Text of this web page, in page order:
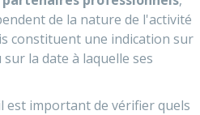
de la nature de l'activité
constituent une indication sur
la date à laquelle ses
est important de vérifier quels